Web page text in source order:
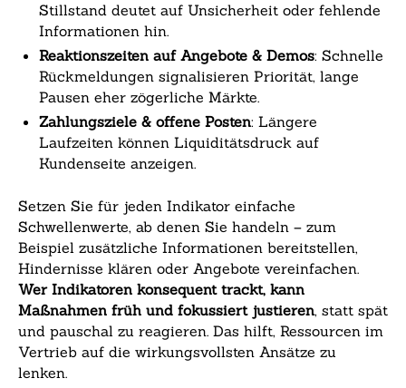
Stillstand deutet auf Unsicherheit oder fehlende
Informationen hin.
Reaktionszeiten auf Angebote & Demos: Schnelle
Rückmeldungen signalisieren Priorität, lange
Pausen eher zögerliche Märkte.
Zahlungsziele & offene Posten: Längere
Laufzeiten können Liquiditätsdruck auf
Kundenseite anzeigen.
Setzen Sie für jeden Indikator einfache
Schwellenwerte, ab denen Sie handeln – zum
Beispiel zusätzliche Informationen bereitstellen,
Hindernisse klären oder Angebote vereinfachen.
Wer Indikatoren konsequent trackt, kann
Maßnahmen früh und fokussiert justieren, statt spät
und pauschal zu reagieren. Das hilft, Ressourcen im
Vertrieb auf die wirkungsvollsten Ansätze zu
lenken.